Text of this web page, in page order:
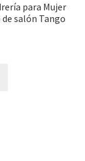
para Mujer
salón Tango